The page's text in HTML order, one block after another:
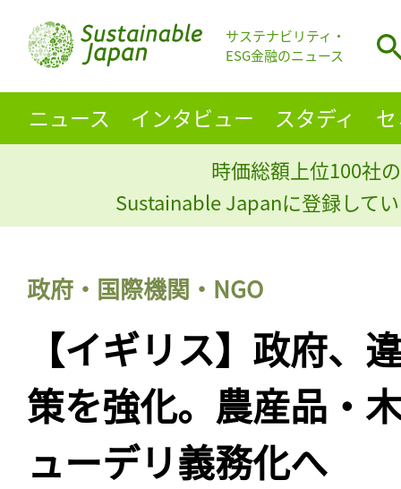
サステナビリティ・
ESG金融のニュース
ニュース インタビュー スタディ
時価総額上位100社
Sustainable Japanに登録して
政府・国際機関・NGO
【イギリス】政府、
策を強化。農産品・
ューデリ義務化へ